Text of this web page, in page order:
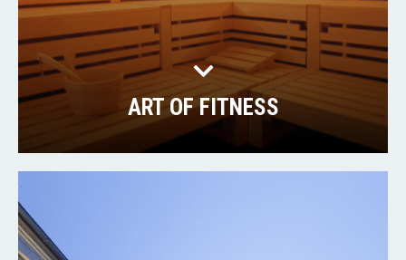
ART OF FITNESS